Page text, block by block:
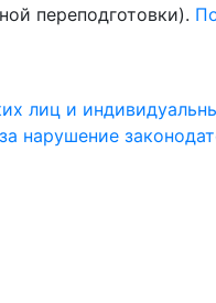
переподготовки).
лиц и
нарушение